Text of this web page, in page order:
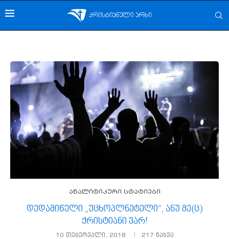
ანალიტიკური სტატიები
დედამიწელი „უცხოპლნეტელი“, ანუ მე(ც)
ქრისტიანი ვარ!
10 თებერვალი, 2018 217 ნახვა